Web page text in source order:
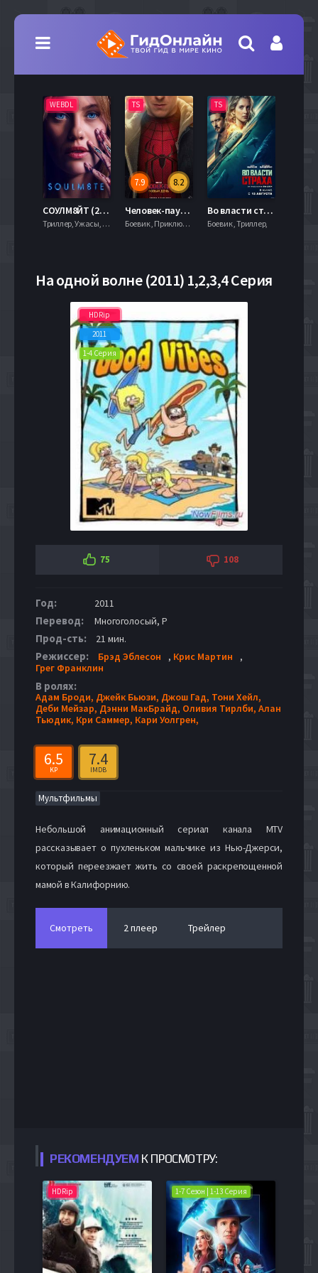
WEBDL
СОУЛМ8ЙТ (2026)
Триллер, Ужасы, Фантастика,
TS
8.2
7.9
Человек-паук: Новый день (2026)
Боевик , Приключения, Фантастика, Фэнтези,
TS
Во власти страха (2026)
Боевик , Триллер,
На одной волне (2011) 1,2,3,4 Серия
HDRip
2011
1-4 Серия
75 108
Год: 2011
Перевод: Многоголосый, P
Прод-сть: 21 мин.
Режиссер: Брэд Эблесон , Крис Мартин
,
Грег Франклин
В ролях:
Адам Броди, Джейк Бьюзи, Джош Гад, Тони Хейл,
Деби Мейзар, Дэнни МакБрайд, Оливия Тирлби, Алан
Тьюдик, Кри Саммер, Кари Уолгрен,
6.5
KP
7.4
IMDB
Мультфильмы
Небольшой анимационный сериал канала MTV
рассказывает о пухленьком мальчике из Нью-Джерси,
который переезжает жить со своей раскрепощенной
мамой в Калифорнию.
Смотреть 2 плеер Трейлер
РЕКОМЕНДУЕМ К ПРОСМОТРУ:
HDRip 1-7 Сезон | 1-13 Серия